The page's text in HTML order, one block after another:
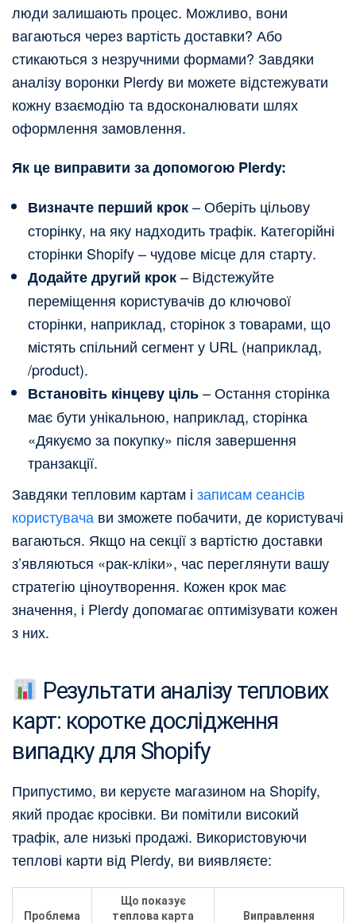
люди залишають процес. Можливо, вони
вагаються через вартість доставки? Або
стикаються з незручними формами? Завдяки
аналізу воронки Plerdy ви можете відстежувати
кожну взаємодію та вдосконалювати шлях
оформлення замовлення.
Як це виправити за допомогою Plerdy:
Визначте перший крок– Оберіть цільову
сторінку, на яку надходить трафік. Категорійні
сторінки Shopify – чудове місце для старту.
Додайте другий крок– Відстежуйте
переміщення користувачів до ключової
сторінки, наприклад, сторінок з товарами, що
містять спільний сегмент у URL (наприклад,
/product).
Встановіть кінцеву ціль– Остання сторінка
має бути унікальною, наприклад, сторінка
«Дякуємо за покупку» після завершення
транзакції.
Завдяки тепловим картам і записам сеансів
користувача ви зможете побачити, де користувачі
вагаються. Якщо на секції з вартістю доставки
з’являються «рак-кліки», час переглянути вашу
стратегію ціноутворення. Кожен крок має
значення, і Plerdy допомагає оптимізувати кожен
з них.
Результати аналізу теплових
карт: коротке дослідження
випадку для Shopify
Припустимо, ви керуєте магазином на Shopify,
який продає кросівки. Ви помітили високий
трафік, але низькі продажі. Використовуючи
теплові карти від Plerdy, ви виявляєте:
Проблема
Що показує
теплова карта
Виправлення